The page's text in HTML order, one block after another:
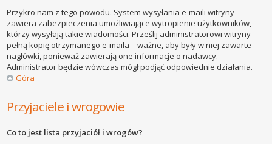
Przykro nam z tego powodu. System wysyłania e-maili witryny
zawiera zabezpieczenia umożliwiające wytropienie użytkowników,
którzy wysyłają takie wiadomości. Prześlij administratorowi witryny
pełną kopię otrzymanego e-maila – ważne, aby były w niej zawarte
nagłówki, ponieważ zawierają one informacje o nadawcy.
Administrator będzie wówczas mógł podjąć odpowiednie działania.
Góra
Przyjaciele i wrogowie
Co to jest lista przyjaciół i wrogów?